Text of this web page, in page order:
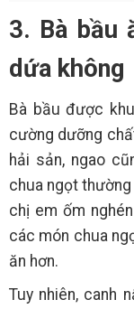
3. Bà bầu
dứa không
Bà bầu được
cường dưỡng
hải sản, ngao
chua ngọt
chị em ốm
các món chua
ăn hơn.
Tuy nhiên, canh